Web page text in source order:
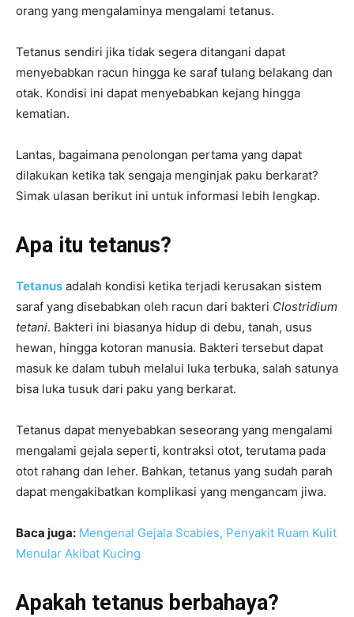
orang yang mengalaminya mengalami tetanus.
Tetanus sendiri jika tidak segera ditangani dapat
menyebabkan racun hingga ke saraf tulang belakang dan
otak. Kondisi ini dapat menyebabkan kejang hingga
kematian.
Lantas, bagaimana penolongan pertama yang dapat
dilakukan ketika tak sengaja menginjak paku berkarat?
Simak ulasan berikut ini untuk informasi lebih lengkap.
Apa itu tetanus?
Tetanus adalah kondisi ketika terjadi kerusakan sistem
saraf yang disebabkan oleh racun dari bakteri Clostridium
tetani. Bakteri ini biasanya hidup di debu, tanah, usus
hewan, hingga kotoran manusia. Bakteri tersebut dapat
masuk ke dalam tubuh melalui luka terbuka, salah satunya
bisa luka tusuk dari paku yang berkarat.
Tetanus dapat menyebabkan seseorang yang mengalami
mengalami gejala seperti, kontraksi otot, terutama pada
otot rahang dan leher. Bahkan, tetanus yang sudah parah
dapat mengakibatkan komplikasi yang mengancam jiwa.
Baca juga: Mengenal Gejala Scabies, Penyakit Ruam Kulit
Menular Akibat Kucing
Apakah tetanus berbahaya?